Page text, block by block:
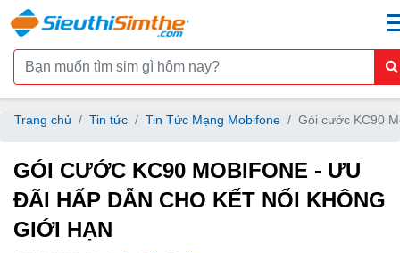
Trang chủ Tin tức Tin Tức Mạng Mobifone Gói cước KC90
GÓI CƯỚC KC90 MOBIFONE - ƯU
ĐÃI HẤP DẪN CHO KẾT NỐI KHÔNG
GIỚI HẠN